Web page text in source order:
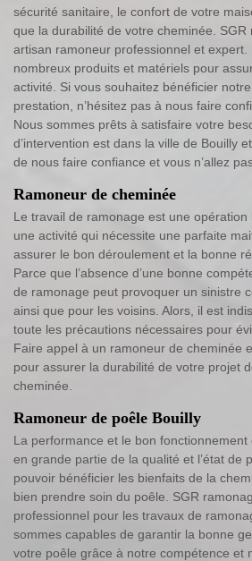
sécurité sanitaire, le confort de votre
que la durabilité de votre cheminée. SGR
artisan ramoneur professionnel et expert.
nombreux produits et matériels pour
activité. Si vous souhaitez bénéficier
prestation, n’hésitez pas à nous faire
Nous sommes prêts à satisfaire votre
d’intervention est dans la ville de Bouilly
de nous faire confiance et vous n’allez
Ramoneur de cheminée
Le travail de ramonage est une opération
une activité qui nécessite une parfaite
assurer le bon déroulement et la bonne
Parce que l’absence d’une bonne
de ramonage peut provoquer un sinistre
ainsi que pour les voisins. Alors, il est
toute les précautions nécessaires pour
Faire appel à un ramoneur de cheminée
pour assurer la durabilité de votre projet
cheminée.
Ramoneur de poêle Bouilly
La performance et le bon
en grande partie de la qualité et l’état de
pouvoir bénéficier les bienfaits de la
bien prendre soin du poêle. SGR
professionnel pour les travaux de
sommes capables de garantir la bonne
votre poêle grâce à notre compétence et